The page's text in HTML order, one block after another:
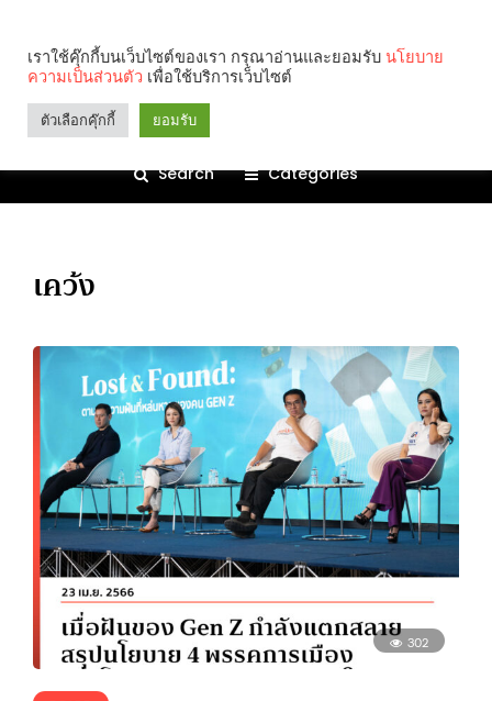
Search Categories
เคว้ง
302
เราใช้คุ๊กกี้บนเว็บไซต์ของเรา กรุณาอ่านและยอมรับ นโยบาย
ความเป็นส่วนตัว เพื่อใช้บริการเว็บไซต์
ตัวเลือกคุ๊กกี้ ยอมรับ